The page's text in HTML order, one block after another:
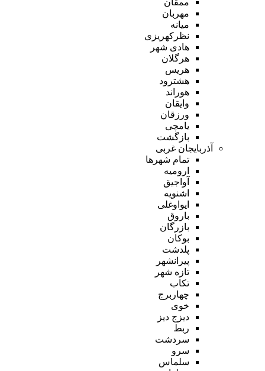
مهربان
میانه
نظرکهریزی
هادی شهر
هرگلان
هریس
هشترود
هوراند
وایقان
ورزقان
یامچی
بازگشت
آذربایجان غربی
تمام شهر‌ها
ارومیه
آواجیق
اشنویه
ایواوغلی
باروق
بازرگان
بوکان
پلدشت
پیرانشهر
تازه شهر
تکاب
چهاربرج
خوی
دیزج دیز
ربط
سردشت
سرو
سلماس